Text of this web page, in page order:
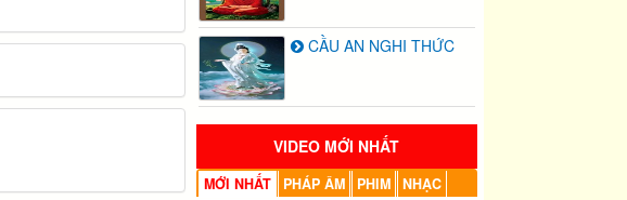
CẦU AN NGHI THỨC
VIDEO MỚI NHẤT
MỚI NHẤT PHÁP ÂM PHIM NHẠC